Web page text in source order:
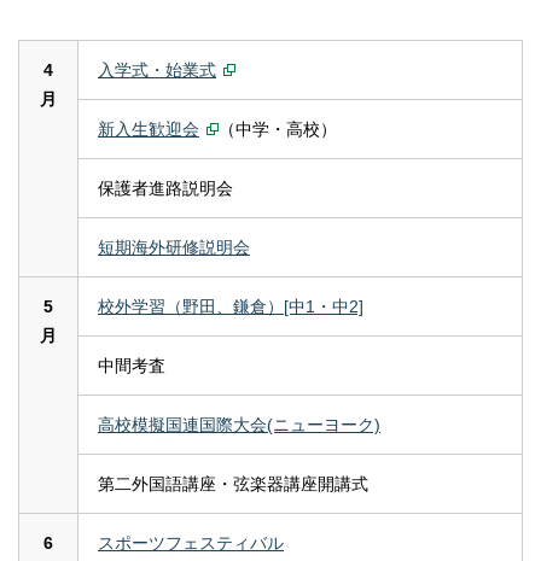
4
月
入学式・始業式
新入生歓迎会 （中学・高校）
保護者進路説明会
短期海外研修説明会
5
月
校外学習（野田、鎌倉）[中1・中2]
中間考査
高校模擬国連国際大会(ニューヨーク)
第二外国語講座・弦楽器講座開講式
6
スポーツフェスティバル